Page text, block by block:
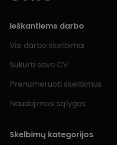
Ieškantiems darbo
Visi darbo skelbimai
Sukurti savo CV
Prenumeruoti skelbimus
Naudojimosi sąlygos
Skelbimų kategorijos